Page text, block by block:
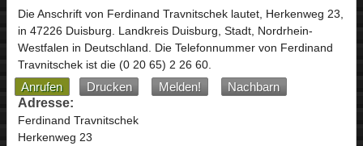
Die Anschrift von Ferdinand Travnitscheklautet, Herkenweg 23,
in 47226 Duisburg. Landkreis Duisburg, Stadt, Nordrhein-
Westfalen in Deutschland. Die Telefonnummer von Ferdinand
Travnitschek ist die (0 20 65) 2 26 60.
Anrufen Drucken Melden!
Nachbarn
Adresse:
Ferdinand Travnitschek
Herkenweg 23